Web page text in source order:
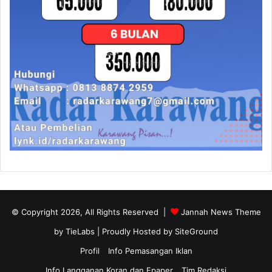
© Copyright 2026, All Rights Reserved |
Jannah News Theme
by TieLabs | Proudly Hosted by SiteGround
Profil
Info Pemasangan Iklan